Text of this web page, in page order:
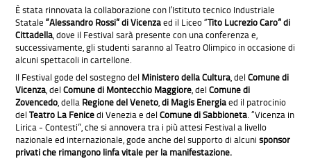
È stata rinnovata la collaborazione con l’Istituto tecnico Industriale
Statale“Alessandro Rossi” di Vicenzaed il Liceo “Tito Lucrezio Caro” di
Cittadella, dove il Festival sarà presente con una conferenza e,
successivamente, gli studenti saranno al Teatro Olimpico in occasione di
alcuni spettacoli in cartellone.
Il Festival gode del sostegno del Ministero della Cultura, delComune di
Vicenza, delComune di Montecchio Maggiore, delComune di
Zovencedo, della Regione del Veneto,di Magis Energiaed il patrocinio
delTeatro La Fenicedi Venezia e delComune di Sabbioneta. “Vicenza in
Lirica - Contesti”, che si annovera tra i più attesi Festival a livello
nazionale ed internazionale, gode anche del supporto di alcunisponsor
privati che rimangono linfa vitale per la manifestazione.